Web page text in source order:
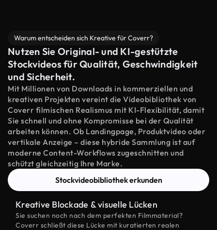
Warum entscheiden sich Kreative für Coverr?
Nutzen Sie Original- und KI-gestützte
Stockvideos für Qualität, Geschwindigkeit
und Sicherheit.
Mit Millionen von Downloads in kommerziellen und
kreativen Projekten vereint die Videobibliothek von
Coverr filmischen Realismus mit KI-Flexibilität, damit
Sie schnell und ohne Kompromisse bei der Qualität
arbeiten können. Ob Landingpage, Produktvideo oder
vertikale Anzeige – diese hybride Sammlung ist auf
moderne Content-Workflows zugeschnitten und
schützt gleichzeitig Ihre Marke.
Stockvideobibliothek erkunden
Kreative Blockade & visuelle Lücken
Sie suchen noch nach dem perfekten Filmmaterial?
Coverr schließt diese Lücke mit kuratierten realen